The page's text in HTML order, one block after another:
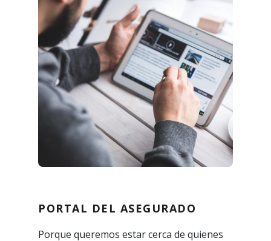
PORTAL DEL ASEGURADO
Porque queremos estar cerca de quienes